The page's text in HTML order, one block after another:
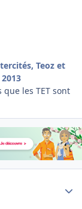
Teoz et
les TET sont